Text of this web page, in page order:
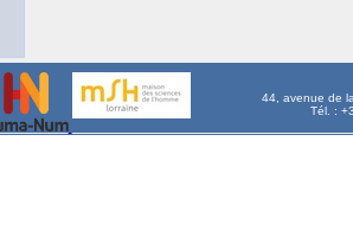
44, avenue de
Tél. :